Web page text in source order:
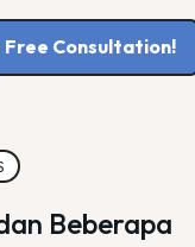
Free Consultation!
Beberapa